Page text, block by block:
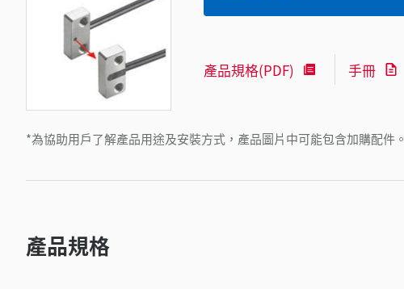
*為協助用戶了解產品用途及安裝方式，產品圖片中可能包含加購配件。
產品規格(PDF) 手冊
產品規格